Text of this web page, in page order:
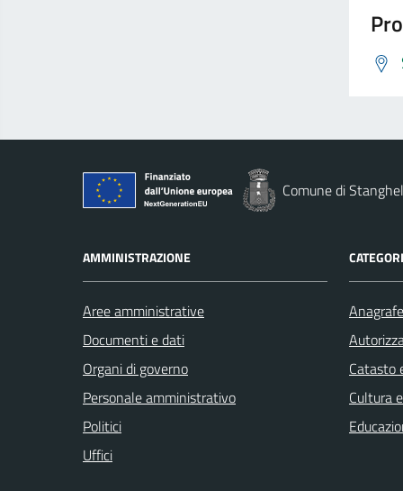
Comune di
AMMINISTRAZIONE
Aree amministrative
Documenti e dati
Organi di governo
Personale amministrativo
Politici
Uffici
Catasto
Cultura